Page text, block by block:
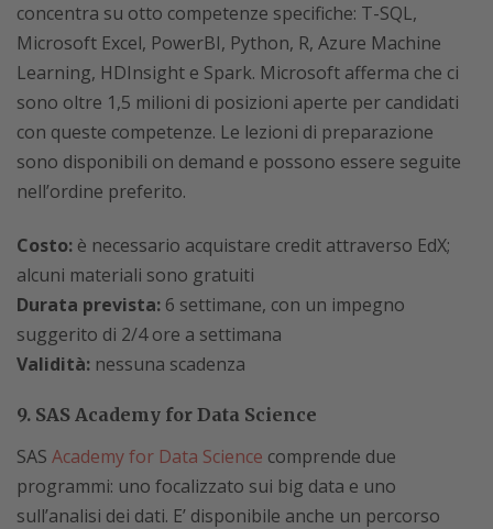
concentra su otto competenze specifiche: T-SQL,
Microsoft Excel, PowerBI, Python, R, Azure Machine
Learning, HDInsight e Spark. Microsoft afferma che ci
sono oltre 1,5 milioni di posizioni aperte per candidati
con queste competenze. Le lezioni di preparazione
sono disponibili on demand e possono essere seguite
nell’ordine preferito.
Costo: è necessario acquistare credit attraverso EdX;
alcuni materiali sono gratuiti
Durata prevista: 6 settimane, con un impegno
suggerito di 2/4 ore a settimana
Validità: nessuna scadenza
9. SAS Academy for Data Science
SAS Academy for Data Science comprende due
programmi: uno focalizzato sui big data e uno
sull’analisi dei dati. E’ disponibile anche un percorso